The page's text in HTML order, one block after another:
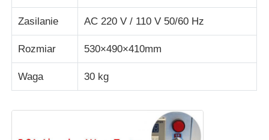
Kontroler temperatury i wilgotności
Badanie twardości
Zasilanie AC 220 V / 110 V 50/60 Hz
Rozmiar 530×490×410mm
Waga 30 kg